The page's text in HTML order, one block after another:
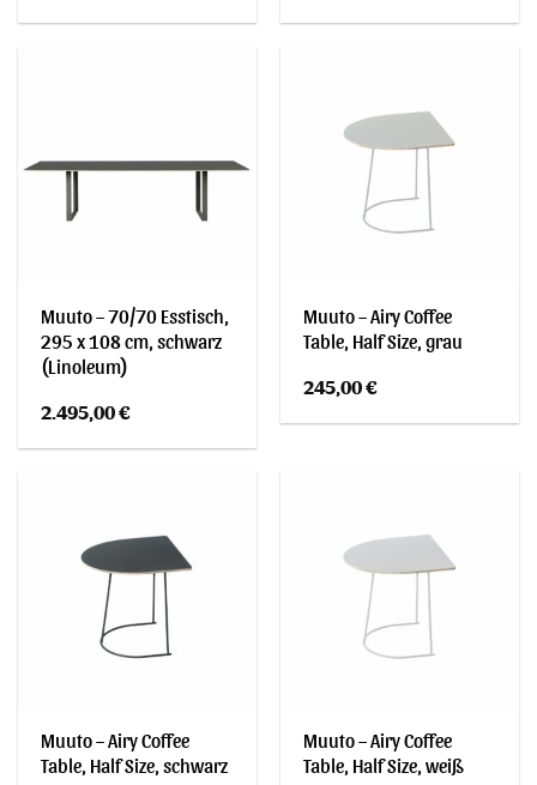
Muuto – 70/70 Esstisch,
295 x 108 cm, schwarz
(Linoleum)
2.495,00€
Muuto – Airy Coffee
Table, Half Size, grau
245,00€
Muuto – Airy Coffee
Table, Half Size, schwarz
Muuto – Airy Coffee
Table, Half Size, weiß